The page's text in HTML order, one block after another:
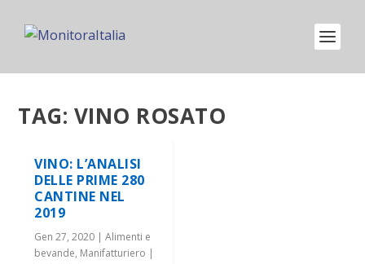
TAG: VINO ROSATO
VINO: L’ANALISI
DELLE PRIME 280
CANTINE NEL
2019
Gen 27, 2020 |Alimenti e
bevande, Manifatturiero |